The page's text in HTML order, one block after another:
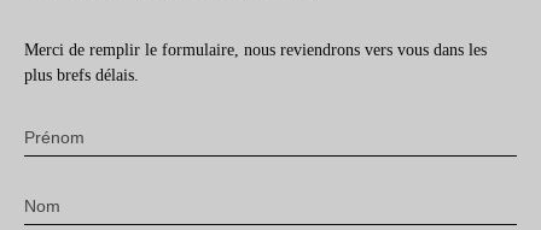
Merci de remplir le formulaire, nous reviendrons vers vous dans les
plus brefs délais.
Prénom
Nom